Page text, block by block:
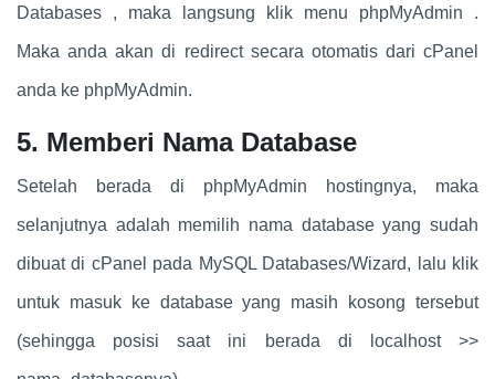
Databases , maka langsung klik menu phpMyAdmin .
Maka anda akan di redirect secara otomatis dari cPanel
anda ke phpMyAdmin.
5. Memberi Nama Database
Setelah berada di phpMyAdmin hostingnya, maka
selanjutnya adalah memilih nama database yang sudah
dibuat di cPanel pada MySQL Databases/Wizard, lalu klik
untuk masuk ke database yang masih kosong tersebut
(sehingga posisi saat ini berada di localhost >>